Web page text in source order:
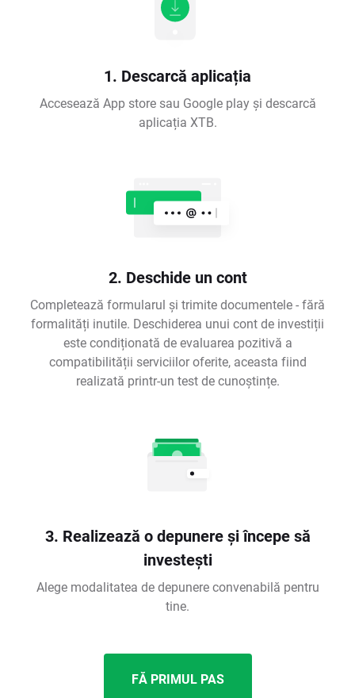
1. Descarcă aplicația
Accesează App store sau Google play și descarcă
aplicația XTB.
2. Deschide un cont
Completează formularul și trimite documentele - fără
formalități inutile. Deschiderea unui cont de investiții
este condiționată de evaluarea pozitivă a
compatibilității serviciilor oferite, aceasta fiind
realizată printr-un test de cunoștințe.
3. Realizează o depunere și începe să
investești
Alege modalitatea de depunere convenabilă pentru
tine.
FĂ PRIMUL PAS